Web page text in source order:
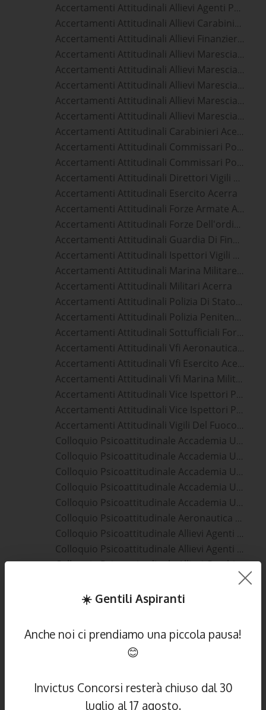
Accertamenti Attitudinali Allievi Agenti Polizia Penitenziaria Acerra
Accertamenti Attitudinali Allievi Carabinieri Acerra
Accertamenti Attitudinali Allievi Finanzieri Acerra
Accertamenti Attitudinali Allievi Marescialli Aeronautica Militare Acerra
Accertamenti Attitudinali Allievi Marescialli Carabinieri Acerra
Accertamenti Attitudinali Allievi Marescialli Esercito Acerra
Accertamenti Attitudinali Allievi Marescialli Guardia Di Finanza Acerra
Accertamenti Attitudinali Allievi Marescialli Marina Militare Acerra
Accertamenti Attitudinali Carabinieri Acerra
Accertamenti Attitudinali Commissari Polizia Di Stato Acerra
Accertamenti Attitudinali Commissari Polizia Penitenziaria Acerra
Accertamenti Attitudinali Direttori Vigili Del Fuoco Acerra
Accertamenti Attitudinali Esercito Acerra
Accertamenti Attitudinali Forze Armate Acerra
Accertamenti Attitudinali Forze Dell'ordine Acerra
Accertamenti Attitudinali Guardia Di Finanza Acerra
Accertamenti Attitudinali Ispettori Vigili Del Fuoco Acerra
Accertamenti Attitudinali Marina Militare Acerra
Accertamenti Attitudinali Militari Acerra
Accertamenti Attitudinali Polizia Di Stato Acerra
Accertamenti Attitudinali Polizia Penitenziaria Acerra
Accertamenti Attitudinali Sottufficiali Forze Armate Acerra
Accertamenti Attitudinali Vfi Aeronautica Militare Acerra
Accertamenti Attitudinali Vfi Esercito Acerra
Accertamenti Attitudinali Vfi Marina Militare Acerra
Accertamenti Attitudinali Vice Ispettori Polizia Di Stato Acerra
Accertamenti Attitudinali Vice Ispettori Polizia Penitenziaria Acerra
Accertamenti Attitudinali Vigili Del Fuoco Acerra
Colloquio Psicoattitudinale Accademia Ufficiali Aeronautica Militare Acerra
Colloquio Psicoattitudinale Accademia Ufficiali Carabinieri Acerra
Colloquio Psicoattitudinale Accademia Ufficiali Esercito Acerra
Colloquio Psicoattitudinale Accademia Ufficiali Guardia Di Finanza Acerra
Colloquio Psicoattitudinale Accademia Ufficiali Marina Militare Acerra
Colloquio Psicoattitudinale Aeronautica Acerra
Colloquio Psicoattitudinale Allievi Agenti Polizia Di Stato Acerra
Colloquio Psicoattitudinale Allievi Agenti Polizia Penitenziaria Acerra
Colloquio Psicoattitudinale Allievi Carabinieri Acerra
Colloquio Psicoattitudinale Allievi Finanzieri Acerra
Colloquio Psicoattitudinale Allievi Marescialli Esercito Acerra
Colloquio Psicoattitudinale Allievi Marescialli Guardia Di Finanza Acerra
☀️ Gentili Aspiranti
Anche noi ci prendiamo una piccola pausa!
😊
Invictus Concorsi resterà chiuso dal 30
luglio al 17 agosto.